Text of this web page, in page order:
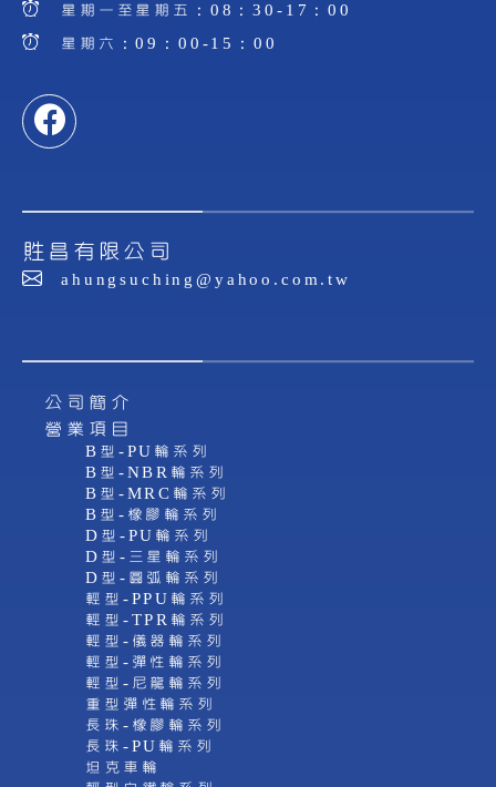
星期一至星期五：08：30-17：00
星期六：09：00-15：00
貹昌有限公司
ahungsuching@yahoo.com.tw
公司簡介
營業項目
B型-PU輪系列
B型-NBR輪系列
B型-MRC輪系列
B型-橡膠輪系列
D型-PU輪系列
D型-三星輪系列
D型-圓弧輪系列
輕型-PPU輪系列
輕型-TPR輪系列
輕型-儀器輪系列
輕型-彈性輪系列
輕型-尼龍輪系列
重型彈性輪系列
長珠-橡膠輪系列
長珠-PU輪系列
坦克車輪